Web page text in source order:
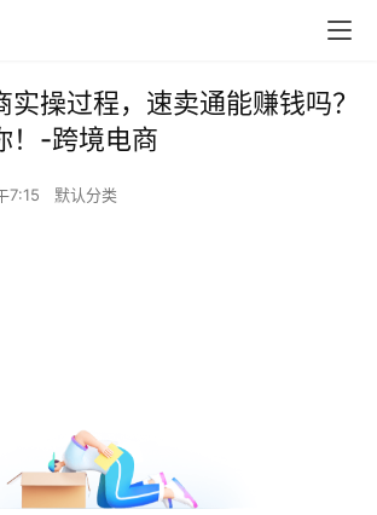
实操过程，速卖通能赚钱吗？
！-跨境电商
7:15 默认分类